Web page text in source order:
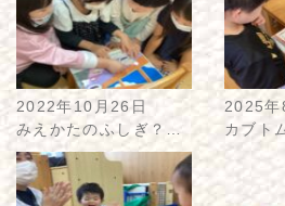
2022年10月26日
みえかたのふしぎ？…
2025年
カブト